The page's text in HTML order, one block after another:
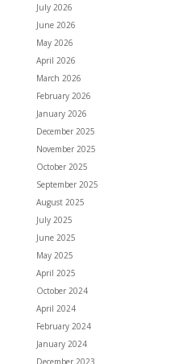
July 2026
June 2026
May 2026
April 2026
March 2026
February 2026
January 2026
December 2025
November 2025
October 2025
September 2025
August 2025
July 2025
June 2025
May 2025
April 2025
October 2024
April 2024
February 2024
January 2024
December 2023